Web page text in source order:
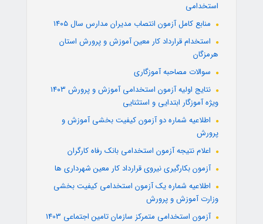
استخدامی
منابع کامل آزمون انتصاب مدیران مدارس سال ۱۴۰۵
استخدام قرارداد کار معین آموزش و پرورش استان
هرمزگان
سوالات مصاحبه آموزگاری
نتایج اولیه آزمون استخدامی آموزش و پرورش ۱۴۰۳
ویژه آموزگار ابتدایی و استثنایی
اطلاعیه شماره دو آزمون کیفیت بخشی آموزش و
پرورش
اعلام نتیجه آزمون استخدامی بانک رفاه کارگران
آزمون بکارگیری نیروی قرارداد کار معین شهرداری ها
اطلاعیه شماره یک آزمون استخدامی کیفیت بخشی
وزارت آموزش و پرورش
آزمون استخدامی متمرکز سازمان تامین اجتماعی 1403